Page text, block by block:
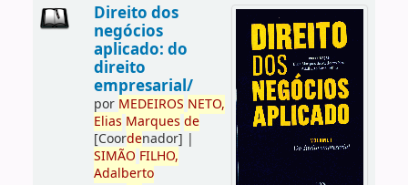
Direito dos
negócios
aplicado: do
direito
empresarial/
por MEDEIROS NETO,
Elias Marques de
[Coordenador] |
SIMÃO FILHO,
Adalberto